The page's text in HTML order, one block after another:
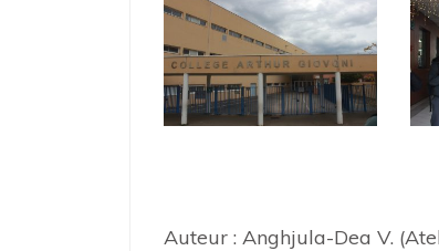
Auteur : Anghjula-Dea V.